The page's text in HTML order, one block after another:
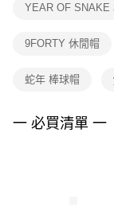
１．透過由恩沛科技
權轉讓予恩沛科技股
３．未成年的使用者
４．使用「AFTEE先
YEAR OF SNAKE
9FORTY 休閒帽
蛇年 棒球帽
一 必買清單 一